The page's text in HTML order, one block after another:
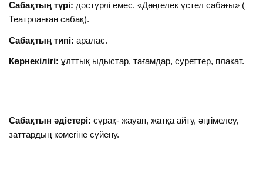
Сабақтың түрі: дәстүрлі емес. «Дөңгелек үстел сабағы» (
Театрланған сабақ).
Сабақтың типі: аралас.
Көрнекілігі: ұлттық ыдыстар, тағамдар, суреттер, плакат.
Сабақтын әдістері: сұрақ- жауап, жатқа айту, әңгімелеу,
заттардың көмегіне сүйену.